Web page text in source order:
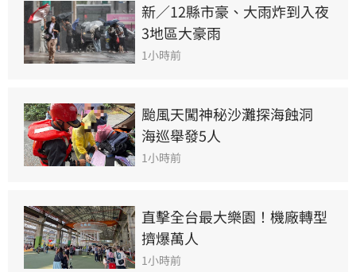
新／12縣市豪、大雨炸到入夜
3地區大豪雨
1小時前
颱風天闖神秘沙灘探海蝕洞
海巡舉發5人
1小時前
直擊全台最大樂園！機廠轉型
擠爆萬人
1小時前